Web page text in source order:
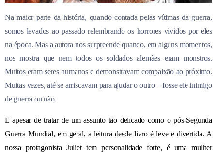
Na maior parte da história, quando contada pelas vítimas da guerra,
somos levados ao passado relembrando os horrores vividos por eles
na época. Mas a autora nos surpreende quando, em alguns momentos,
nos mostra que nem todos os soldados alemães eram monstros.
Muitos eram seres humanos e demonstravam compaixão ao próximo.
Muitas vezes, até se arriscavam para ajudar o outro – fosse ele inimigo
de guerra ou não.
E apesar de tratar de um assunto tão delicado como o pós-Segunda
Guerra Mundial, em geral, a leitura desde livro é leve e divertida. A
nossa protagonista Juliet tem personalidade forte, é uma mulher